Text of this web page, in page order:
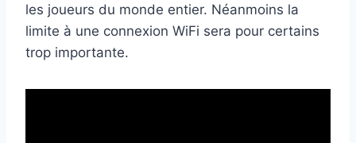
les joueurs du monde entier. Néanmoins la
limite à une connexion WiFi sera pour certains
trop importante.